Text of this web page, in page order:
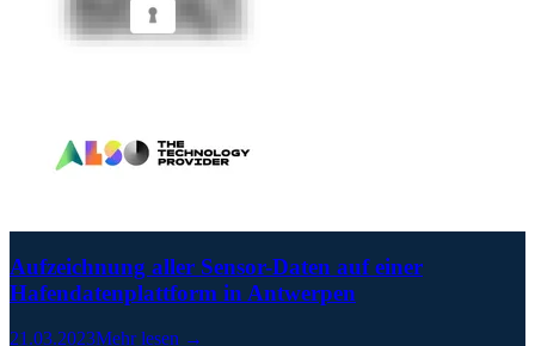
Aufzeichnung aller Sensor-Daten auf einer
Hafendatenplattform in Antwerpen
21.03.2023Mehr lesen →